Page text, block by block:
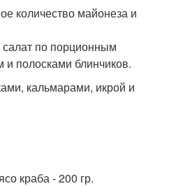
количество майонеза и
по порционным
и полосками блинчиков.
кальмарами, икрой и
краба - 200 гр.